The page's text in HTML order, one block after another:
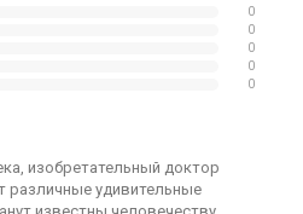
0
0
0
0
0
изобретательный доктор
различные удивительные